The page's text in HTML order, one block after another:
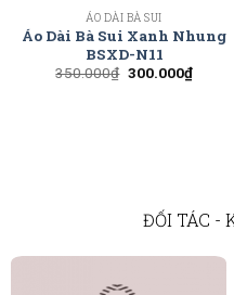
ÁO DÀI BÀ SUI
Áo Dài Bà Sui Xanh Nhung
BSXD-N11
350.000₫ 300.000₫
ĐỐI TÁC -